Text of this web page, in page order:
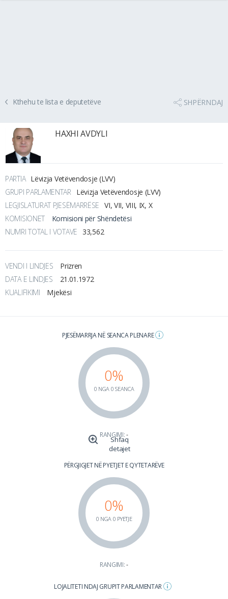
Kthehu te lista e deputetëve SHPËRNDAJ
HAXHI AVDYLI
PARTIA Lëvizja Vetëvendosje (LVV)
GRUPI PARLAMENTAR
Lëvizja Vetëvendosje (LVV)
LEGJISLATURAT PJESËMARRËSE VI, VII, VIII, IX, X
KOMISIONET
Komisioni për Shëndetësi
NUMRI TOTAL I VOTAVE
33,562
VENDI I LINDJES
Prizren
DATA E LINDJES
21.01.1972
KUALIFIKIMI
Mjekësi
PJESËMARRJA NË SEANCA PLENARE
0%
0 NGA 0 SEANCA
RANGIMI:-
Shfaq
detajet
PËRGJIGJET NË PYETJET E QYTETARËVE
0%
0 NGA 0 PYETJE
RANGIMI:-
LOJALITETI NDAJ GRUPIT PARLAMENTAR